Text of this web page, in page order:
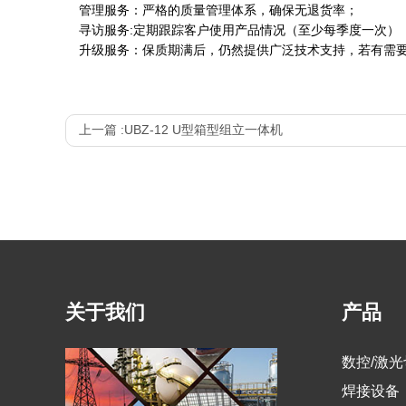
管理服务：严格的质量管理体系，确保无退货率；
寻访服务:定期跟踪客户使用产品情况（至少每季度一次）
升级服务：保质期满后，仍然提供广泛技术支持，若有需
上一篇 :UBZ-12 U型箱型组立一体机
关于我们 产品
数控/激
焊接设备